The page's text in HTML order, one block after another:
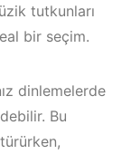
tutkunları
bir seçim.
dinlemelerde
Bu